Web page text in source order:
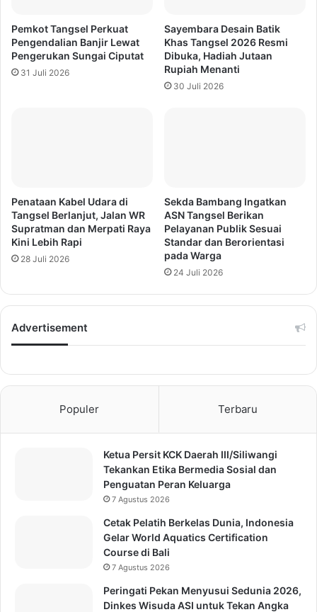
Pemkot Tangsel Perkuat
Pengendalian Banjir Lewat
Pengerukan Sungai Ciputat
31 Juli 2026
Sayembara Desain Batik
Khas Tangsel 2026 Resmi
Dibuka, Hadiah Jutaan
Rupiah Menanti
30 Juli 2026
Penataan Kabel Udara di
Tangsel Berlanjut, Jalan WR
Supratman dan Merpati Raya
Kini Lebih Rapi
28 Juli 2026
Sekda Bambang Ingatkan
ASN Tangsel Berikan
Pelayanan Publik Sesuai
Standar dan Berorientasi
pada Warga
24 Juli 2026
Advertisement
Populer Terbaru
Ketua Persit KCK Daerah III/Siliwangi
Tekankan Etika Bermedia Sosial dan
Penguatan Peran Keluarga
7 Agustus 2026
Cetak Pelatih Berkelas Dunia, Indonesia
Gelar World Aquatics Certification
Course di Bali
7 Agustus 2026
Peringati Pekan Menyusui Sedunia 2026,
Dinkes Wisuda ASI untuk Tekan Angka